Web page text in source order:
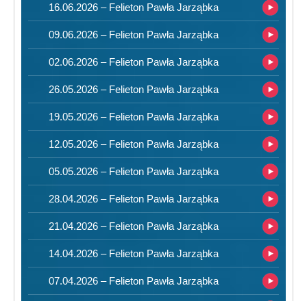
16.06.2026 – Felieton Pawła Jarząbka
09.06.2026 – Felieton Pawła Jarząbka
02.06.2026 – Felieton Pawła Jarząbka
26.05.2026 – Felieton Pawła Jarząbka
19.05.2026 – Felieton Pawła Jarząbka
12.05.2026 – Felieton Pawła Jarząbka
05.05.2026 – Felieton Pawła Jarząbka
28.04.2026 – Felieton Pawła Jarząbka
21.04.2026 – Felieton Pawła Jarząbka
14.04.2026 – Felieton Pawła Jarząbka
07.04.2026 – Felieton Pawła Jarząbka